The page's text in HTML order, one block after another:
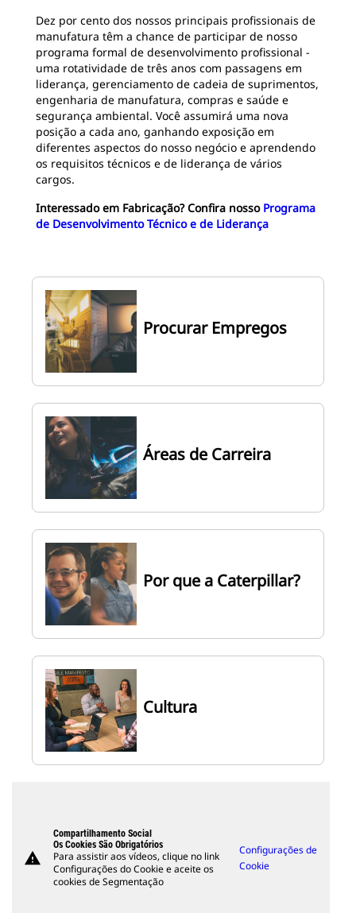
Dez por cento dos nossos principais profissionais de
manufatura têm a chance de participar de nosso
programa formal de desenvolvimento profissional -
uma rotatividade de três anos com passagens em
liderança, gerenciamento de cadeia de suprimentos,
engenharia de manufatura, compras e saúde e
segurança ambiental. Você assumirá uma nova
posição a cada ano, ganhando exposição em
diferentes aspectos do nosso negócio e aprendendo
os requisitos técnicos e de liderança de vários
cargos.
Interessado em Fabricação? Confira nosso Programa
de Desenvolvimento Técnico e de Liderança
Procurar Empregos
Áreas de Carreira
Por que a Caterpillar?
Cultura
warning
Compartilhamento Social
Os Cookies São Obrigatórios
Para assistir aos vídeos, clique no link
Configurações do Cookie e aceite os
cookies de Segmentação
Configurações de
Cookie